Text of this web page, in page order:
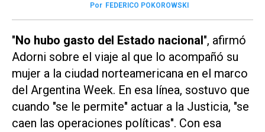
Por FEDERICO POKOROWSKI
"No hubo gasto del Estado nacional ", afirmó
Adorni sobre el viaje al que lo acompañó su
mujer a la ciudad norteamericana en el marco
del Argentina Week. En esa línea, sostuvo que
cuando "se le permite" actuar a la Justicia, "se
caen las operaciones políticas". Con esa